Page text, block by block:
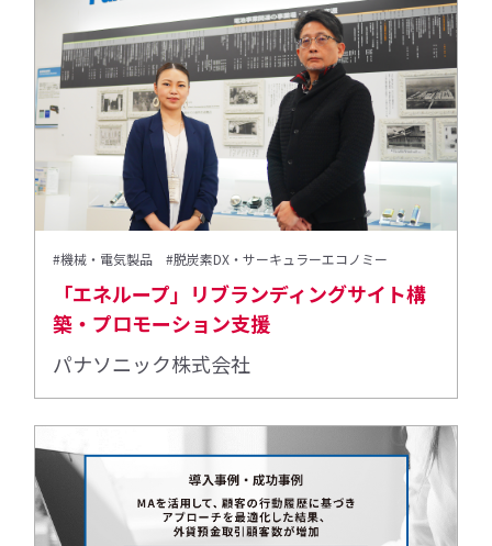
#機械・電気製品 #脱炭素DX・サーキュラーエコノミー
「エネループ」リブランディングサイト構
築・プロモーション支援
パナソニック株式会社